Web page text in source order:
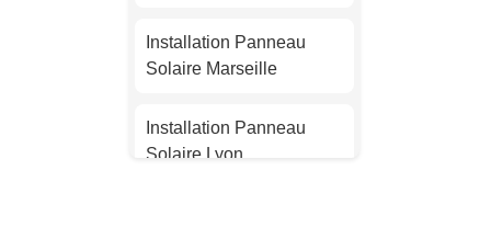
Installation Panneau
Solaire Marseille
Installation Panneau
Solaire Lyon